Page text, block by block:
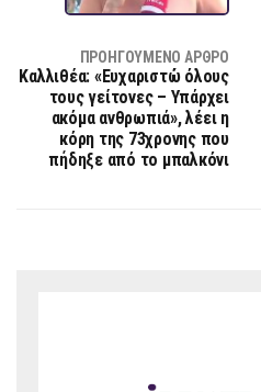
ΠΡΟΗΓΟΎΜΕΝΟ ΆΡΘΡΟ
Καλλιθέα: «Ευχαριστώ όλους
τους γείτονες – Υπάρχει
ακόμα ανθρωπιά», λέει η
κόρη της 73χρονης που
πήδηξε από το μπαλκόνι